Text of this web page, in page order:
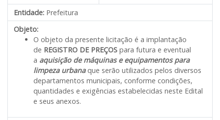
Entidade: Prefeitura
Objeto:
O objeto da presente licitação é a implantação
de REGISTRO DE PREÇOS para futura e eventual
a aquisição de máquinas e equipamentos para
limpeza urbana que serão utilizados pelos diversos
departamentos municipais, conforme condições,
quantidades e exigências estabelecidas neste Edital
e seus anexos.